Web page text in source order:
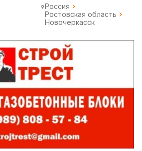
Россия
Ростовская область
Новочеркасск